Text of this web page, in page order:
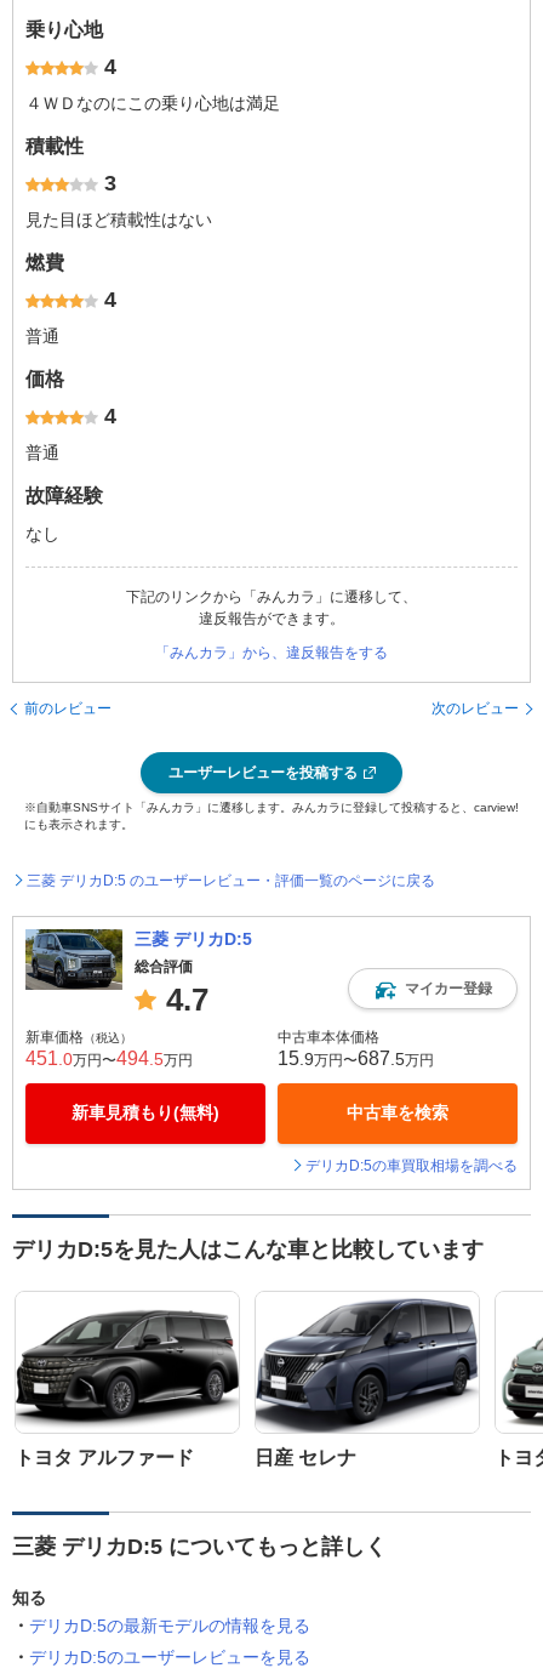
乗り心地
4
４ＷＤなのにこの乗り心地は満足
積載性
3
見た目ほど積載性はない
燃費
4
普通
価格
4
普通
故障経験
なし
下記のリンクから「みんカラ」に遷移して、
違反報告ができます。
「みんカラ」から、違反報告をする
前のレビュー 次のレビュー
ユーザーレビューを投稿する
※自動車SNSサイト「みんカラ」に遷移します。みんカラに登録して投稿すると、carview!
にも表示されます。
三菱 デリカD:5 のユーザーレビュー・評価一覧のページに戻る
三菱 デリカD:5
総合評価
4.7 マイカー登録
新車価格 （税込）
451 .0万円〜494 .5万円
新車見積もり(無料)
中古車本体価格
15 .9万円〜687 .5万円
中古車を検索
デリカD:5の車買取相場を調べる
デリカD:5を見た人はこんな車と比較しています
トヨタ アルファード 日産 セレナ ト
三菱 デリカD:5 についてもっと詳しく
知る
デリカD:5の最新モデルの情報を見る
デリカD:5のユーザーレビューを見る